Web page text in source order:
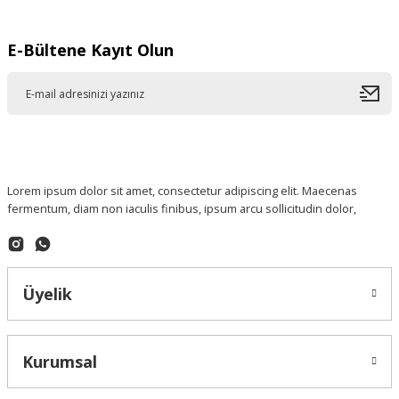
E-Bültene Kayıt Olun
Lorem ipsum dolor sit amet, consectetur adipiscing elit. Maecenas
fermentum, diam non iaculis finibus, ipsum arcu sollicitudin dolor,
Üyelik
Kurumsal